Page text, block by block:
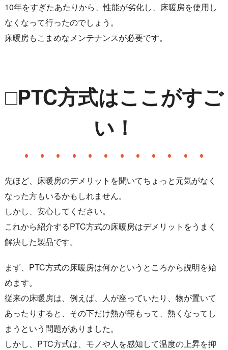
10年をすぎたあたりから、性能が劣化し、床暖房を使用し
なくなって行ったのでしょう。
床暖房もこまめなメンテナンスが必要です。
□PTC方式はここがすご
い！
先ほど、床暖房のデメリットを聞いてちょっと元気がなく
なった方もいるかもしれません。
しかし、安心してください。
これから紹介するPTC方式の床暖房はデメリットをうまく
解決した製品です。
まず、PTC方式の床暖房は何かというところから説明を始
めます。
従来の床暖房は、例えば、人が座っていたり、物が置いて
あったりすると、その下だけ熱が籠もって、熱くなってし
まうという問題がありました。
しかし、PTC方式は、モノや人を感知して温度の上昇を抑